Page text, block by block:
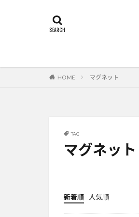
HOME マグネット
TAG
マグネット
新着順 人気順